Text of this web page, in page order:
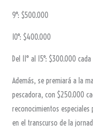
9°: $500.000
10°: $400.000
Del 11° al 15°: $300.000
Además, se premiará a la
pescadora, con $250.000
reconocimientos
en el transcurso de la